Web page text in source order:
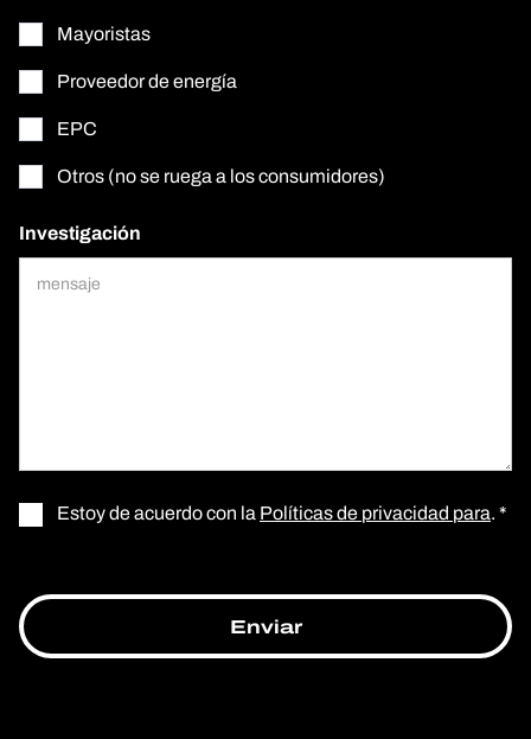
Mayoristas
Proveedor de energía
EPC
Otros (no se ruega a los consumidores)
Investigación
Estoy de acuerdo con la Políticas de privacidad para. *